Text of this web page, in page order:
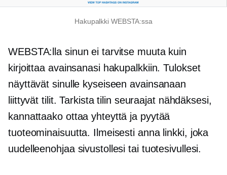
Hakupalkki WEBSTA:ssa
WEBSTA:lla sinun ei tarvitse muuta kuin
kirjoittaa avainsanasi hakupalkkiin. Tulokset
näyttävät sinulle kyseiseen avainsanaan
liittyvät tilit. Tarkista tilin seuraajat nähdäksesi,
kannattaako ottaa yhteyttä ja pyytää
tuoteominaisuutta. Ilmeisesti anna linkki, joka
uudelleenohjaa sivustollesi tai tuotesivullesi.